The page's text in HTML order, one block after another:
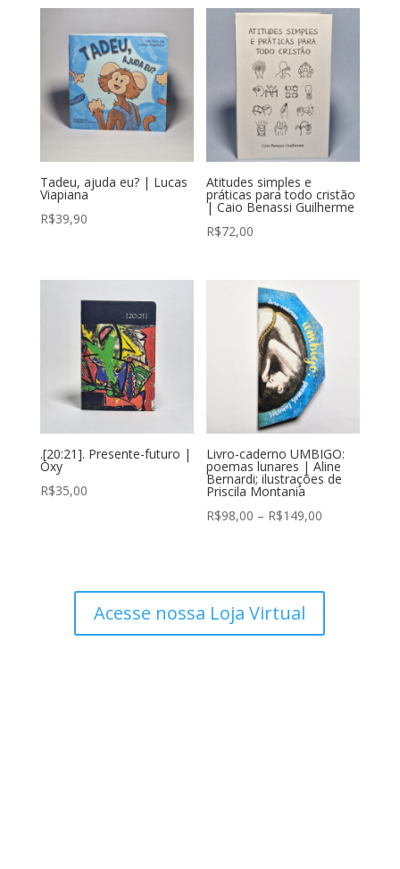
Tadeu, ajuda eu? | Lucas
Viapiana
R$39,90
Atitudes simples e
práticas para todo cristão
| Caio Benassi Guilherme
R$72,00
.[20:21]. Presente-futuro |
Oxy
R$35,00
Livro-caderno UMBIGO:
poemas lunares | Aline
Bernardi; ilustrações de
Priscila Montania
R$98,00 – R$149,00
R$149,00
Acesse nossa Loja Virtual